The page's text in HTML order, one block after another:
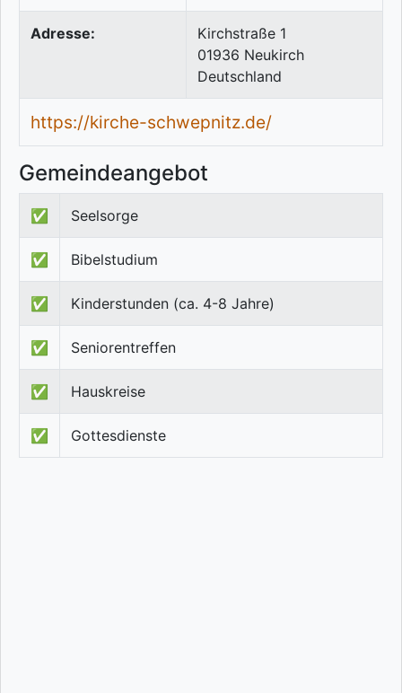
Adresse:
Kirchstraße 1
01936 Neukirch
Deutschland
https://kirche-schwepnitz.de/
Gemeindeangebot
✅ Seelsorge
✅ Bibelstudium
✅ Kinderstunden (ca. 4-8 Jahre)
✅ Seniorentreffen
✅ Hauskreise
✅ Gottesdienste